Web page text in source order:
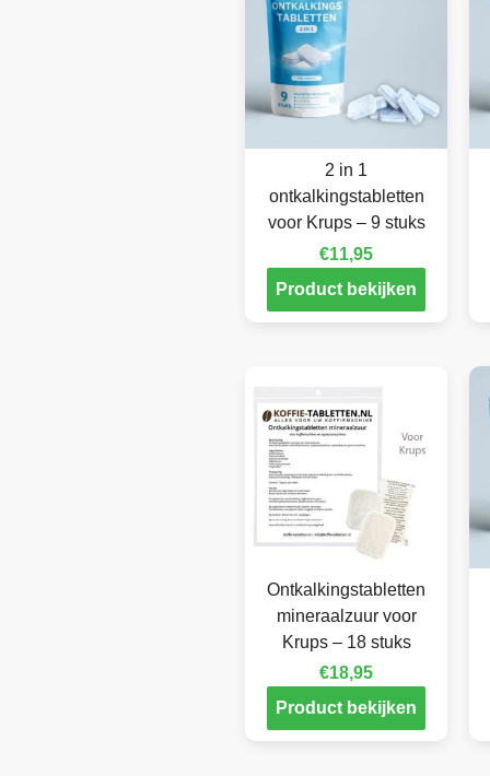
2 in 1
ontkalkingstabletten
voor Krups – 9 stuks
€11,95
Product bekijken
Ontkalkingstabletten
mineraalzuur voor
Krups – 18 stuks
€18,95
Product bekijken